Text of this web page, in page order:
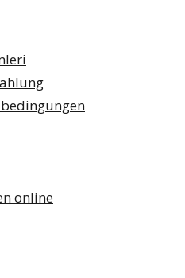
online